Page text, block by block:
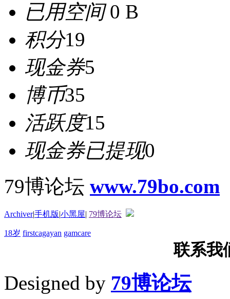
已用空间0 B
积分19
现金券5
博币35
活跃度15
现金券已提现0
79博论坛 www.79bo.com
Archiver|手机版|小黑屋| 79博论坛
18岁 firstcagayan gamcare
联系我
Designed by 79博论坛